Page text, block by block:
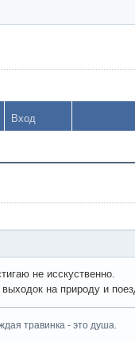
Вход
не исскуственно.
на природу и
травинка - это душа.